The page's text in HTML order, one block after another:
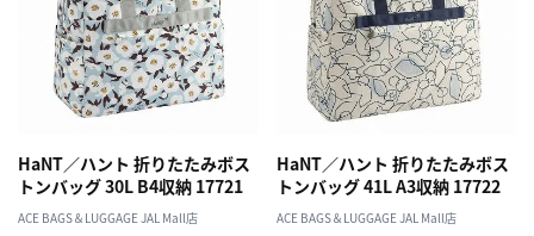
HaNT／ハント 折りたたみボス
トンバッグ 30L B4収納 17721
ACE BAGS＆LUGGAGE JAL Mall店
HaNT／ハント 折りたたみボス
トンバッグ 41L A3収納 17722
ACE BAGS＆LUGGAGE JAL Mall店